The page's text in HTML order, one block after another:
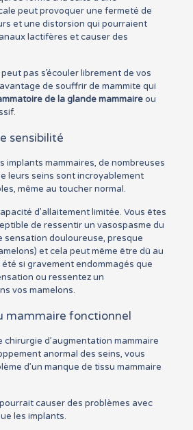
peut provoquer une fermeté de
et une distorsion qui pourraient
lactifères et causer des
pas s’écouler librement de vos
de souffrir de mammite qui
de la glande mammaireou
sensibilité
implants mammaires, de nombreuses
leurs seins sont incroyablement
même au toucher normal.
d’allaitement limitée. Vous êtes
de ressentir un vasospasme du
sensation douloureuse, presque
et cela peut même être dû au
si gravement endommagés que
ou ressentez un
vos mamelons.
mammaire fonctionnel
chirurgie d’augmentation mammaire
anormal des seins, vous
d’un manque de tissu mammaire
causer des problèmes avec
les implants.